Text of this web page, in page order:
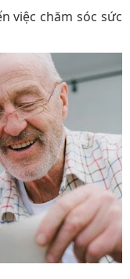
việc chăm sóc sức